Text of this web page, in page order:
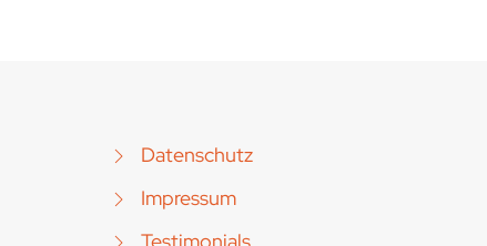
Datenschutz
Impressum